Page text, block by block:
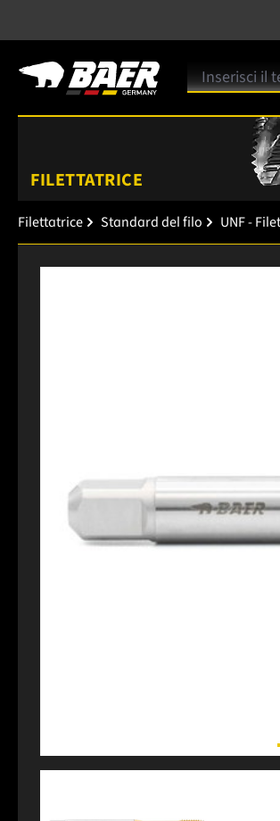
FILETTATRICE
Filettatrice Standard del filo UNF -